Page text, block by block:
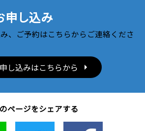
申し込み
、ご予約はこちらからご連絡くださ
し込みはこちらから
ページをシェアする